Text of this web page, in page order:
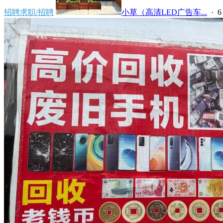
招聘求职/招聘 小草（高清LED广告车... ·